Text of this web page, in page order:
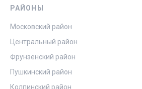
РАЙОНЫ
Московский район
Центральный район
Фрунзенский район
Пушкинский район
Колпинский район